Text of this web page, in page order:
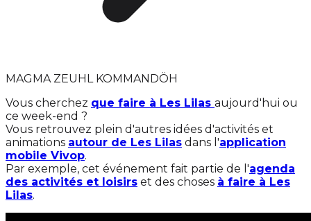
MAGMA ZEUHL KOMMANDÖH
Vous cherchez que faire à Les Lilas aujourd'hui ou
ce week-end ?
Vous retrouvez plein d'autres idées d'activités et
animations autour de Les Lilas dans l'application
mobile Vivop.
Par exemple, cet événement fait partie de l'agenda
des activités et loisirs et des choses à faire à Les
Lilas.